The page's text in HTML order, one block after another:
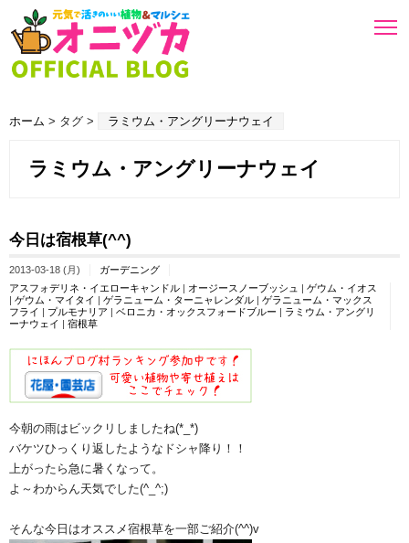
ホーム > タグ > ラミウム・アングリーナウェイ
ラミウム・アングリーナウェイ
今日は宿根草(^^)
2013-03-18 (月)
ガーデニング
アスフォデリネ・イエローキャンドル | オージースノーブッシュ | ゲウム・イオス
| ゲウム・マイタイ | ゲラニューム・ターニャレンダル | ゲラニューム・マックス
フライ | プルモナリア | ベロニカ・オックスフォードブルー | ラミウム・アングリ
ーナウェイ | 宿根草
今朝の雨はビックリしましたね(*_*)
バケツひっくり返したようなドシャ降り！！
上がったら急に暑くなって。
よ～わからん天気でした(^_^;)
そんな今日はオススメ宿根草を一部ご紹介(^^)v